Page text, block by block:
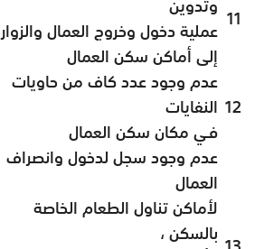
11 عملية دخول وخروج العمال والزوار
إلى أماكن سكن العمال
12
عدم وجود عدد كاف من حاويات
النفايات
فـي مكان سكن العمال
عدم وجود سجل لدخول وانصراف
العمال
لأماكن تناول الطعام الخاصة
بالسكن ،